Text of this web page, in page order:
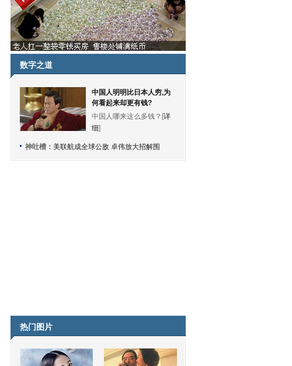
数字之道
中国人明明比日本人穷,为
何看起来却更有钱?
中国人哪来这么多钱？[详
细]
神吐槽： 美联航成全球公敌 卓伟放大招解围
热门图片